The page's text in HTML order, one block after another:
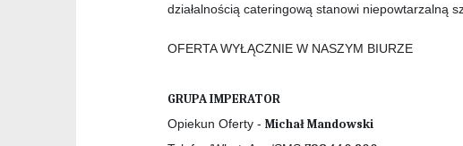
działalnością cateringową stanowi niepowtarzalną
OFERTA WYŁĄCZNIE W NASZYM BIURZE
GRUPA IMPERATOR
Opiekun Oferty - Michał Mandowski